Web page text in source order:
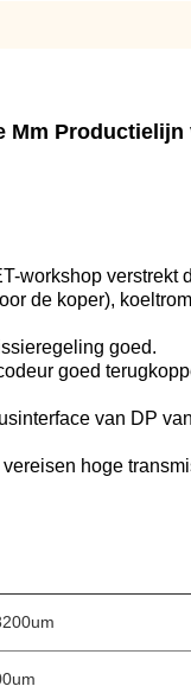
workshop
de koper),
goed.
goed
van DP
hoge